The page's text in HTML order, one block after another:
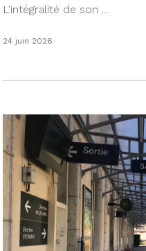
L'intégralité de son ...
24 juin 2026